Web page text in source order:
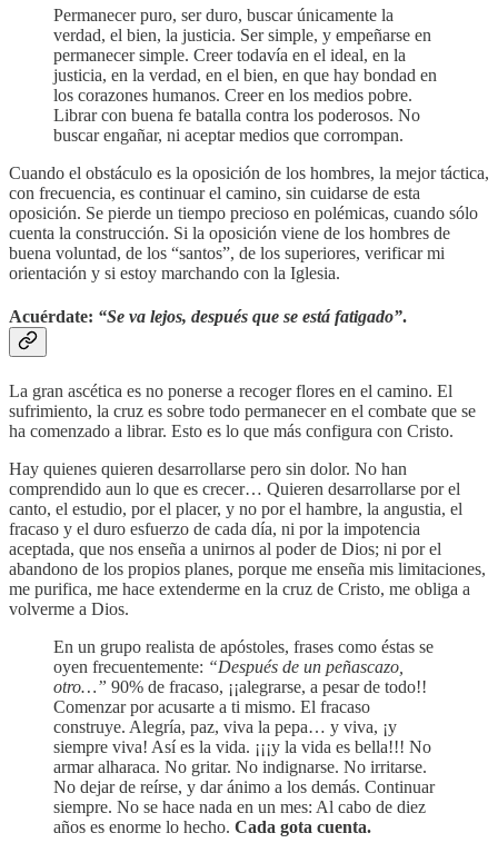
Permanecer puro, ser duro, buscar únicamente la
verdad, el bien, la justicia. Ser simple, y empeñarse en
permanecer simple. Creer todavía en el ideal, en la
justicia, en la verdad, en el bien, en que hay bondad en
los corazones humanos. Creer en los medios pobre.
Librar con buena fe batalla contra los poderosos. No
buscar engañar, ni aceptar medios que corrompan.
Cuando el obstáculo es la oposición de los hombres, la mejor táctica,
con frecuencia, es continuar el camino, sin cuidarse de esta
oposición. Se pierde un tiempo precioso en polémicas, cuando sólo
cuenta la construcción. Si la oposición viene de los hombres de
buena voluntad, de los “santos”, de los superiores, verificar mi
orientación y si estoy marchando con la Iglesia.
Acuérdate: “Se va lejos, después que se está fatigado”.
La gran ascética es no ponerse a recoger flores en el camino. El
sufrimiento, la cruz es sobre todo permanecer en el combate que se
ha comenzado a librar. Esto es lo que más configura con Cristo.
Hay quienes quieren desarrollarse pero sin dolor. No han
comprendido aun lo que es crecer… Quieren desarrollarse por el
canto, el estudio, por el placer, y no por el hambre, la angustia, el
fracaso y el duro esfuerzo de cada día, ni por la impotencia
aceptada, que nos enseña a unirnos al poder de Dios; ni por el
abandono de los propios planes, porque me enseña mis limitaciones,
me purifica, me hace extenderme en la cruz de Cristo, me obliga a
volverme a Dios.
En un grupo realista de apóstoles, frases como éstas se
oyen frecuentemente: “Después de un peñascazo,
otro…” 90% de fracaso, ¡¡alegrarse, a pesar de todo!!
Comenzar por acusarte a ti mismo. El fracaso
construye. Alegría, paz, viva la pepa… y viva, ¡y
siempre viva! Así es la vida. ¡¡¡y la vida es bella!!! No
armar alharaca. No gritar. No indignarse. No irritarse.
No dejar de reírse, y dar ánimo a los demás. Continuar
siempre. No se hace nada en un mes: Al cabo de diez
años es enorme lo hecho. Cada gota cuenta.